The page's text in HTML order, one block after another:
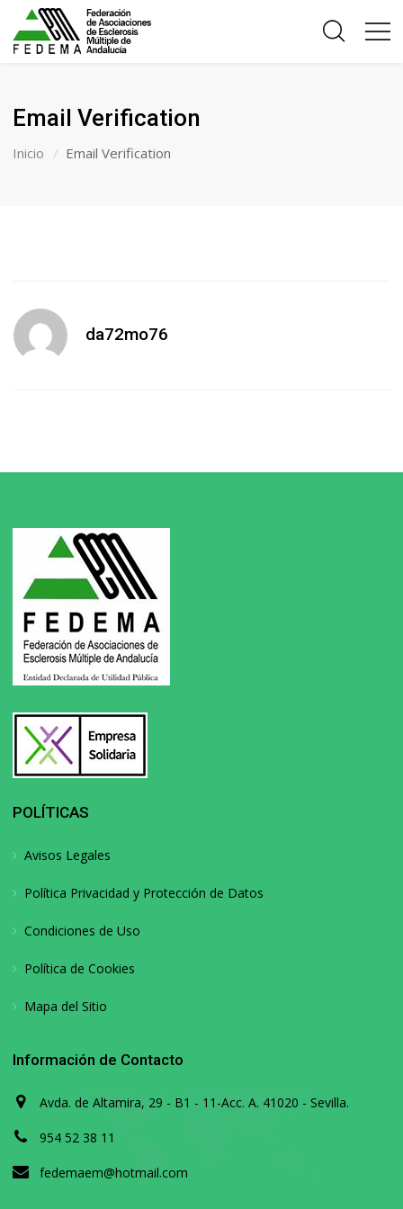
Email Verification
Inicio Email Verification
da72mo76
POLÍTICAS
Avisos Legales
Política Privacidad y Protección de Datos
Condiciones de Uso
Política de Cookies
Mapa del Sitio
Información de Contacto
Avda. de Altamira, 29 - B1 - 11-Acc. A. 41020 - Sevilla.
954 52 38 11
fedemaem@hotmail.com